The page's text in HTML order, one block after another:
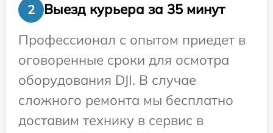
2
Выезд курьера за 35 минут
Профессионал с опытом приедет в
оговоренные сроки для осмотра
оборудования DJI. В случае
сложного ремонта мы бесплатно
доставим технику в сервис в